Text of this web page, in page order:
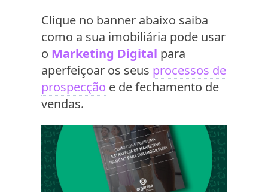
Clique no banner abaixo saiba
como a sua imobiliária pode usar
o Marketing Digital para
aperfeiçoar os seus processos de
prospecção e de fechamento de
vendas.